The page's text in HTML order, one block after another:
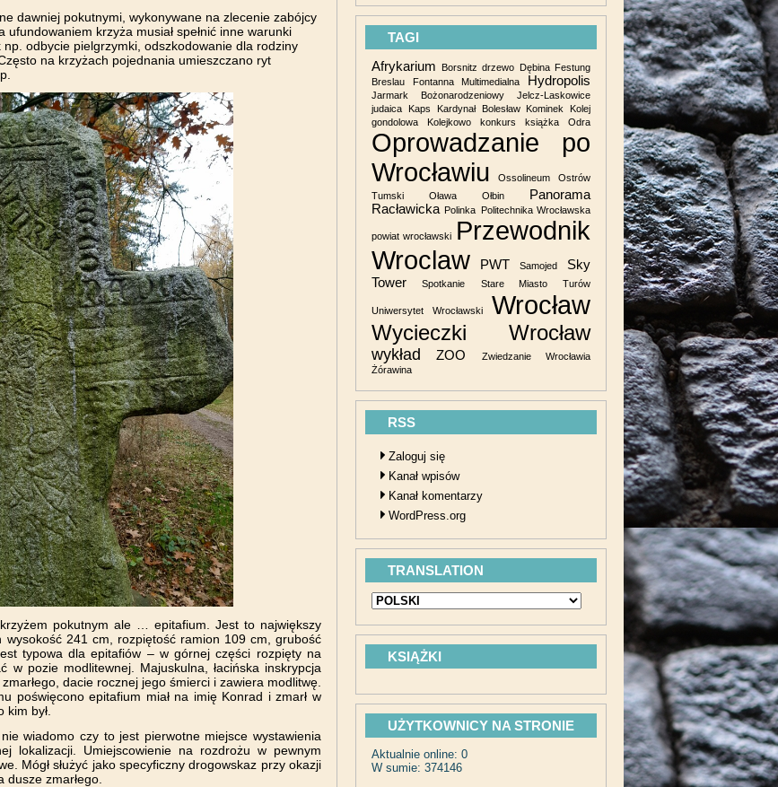
dawniej pokutnymi, wykonywane na zlecenie zabójcy
krzyża musiał spełnić inne warunki
odbycie pielgrzymki, odszkodowanie dla rodziny
na krzyżach pojednania umieszczano ryt
pokutnym ale … epitafium. Jest to największy
241 cm, rozpiętość ramion 109 cm, grubość
typowa dla epitafiów – w górnej części rozpięty na
w pozie modlitewnej. Majuskulna, łacińska inskrypcja
dacie rocznej jego śmierci i zawiera modlitwę.
poświęcono epitafium miał na imię Konrad i zmarł w
był.
wiadomo czy to jest pierwotne miejsce wystawienia
lokalizacji. Umiejscowienie na rozdrożu w pewnym
Mógł służyć jako specyficzny drogowskaz przy okazji
zmarłego.
TAGI
Afrykarium Borsnitz drzewo Dębina Festung
Breslau
Fontanna Multimedialna Hydropolis
Jarmark Bożonarodzeniowy
Jelcz-Laskowice
judaica
Kaps Kardynał Bolesław Kominek
Kolej
gondolowa
Kolejkowo konkurs książka Odra
Oprowadzanie po
Wrocławiu
Ossolineum
Ostrów
Tumski
Oława Ołbin
Panorama
Racławicka Polinka Politechnika Wrocławska
powiat wrocławski Przewodnik
Wroclaw
PWT Samojed
Sky
Tower
Spotkanie Stare Miasto Turów
Uniwersytet Wrocławski Wrocław
Wycieczki Wrocław
wykład ZOO
Zwiedzanie Wrocławia
Żórawina
RSS
Zaloguj się
Kanał wpisów
Kanał komentarzy
WordPress.org
TRANSLATION
KSIĄŻKI
UŻYTKOWNICY NA STRONIE
Aktualnie online: 0
W sumie: 374146